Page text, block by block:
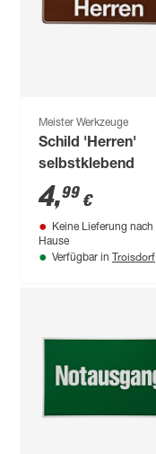
Meister Werkzeuge
Schild 'Herren'
selbstklebend
4,99 €
Keine Lieferung nach
Hause
Verfügbar in Troisdorf